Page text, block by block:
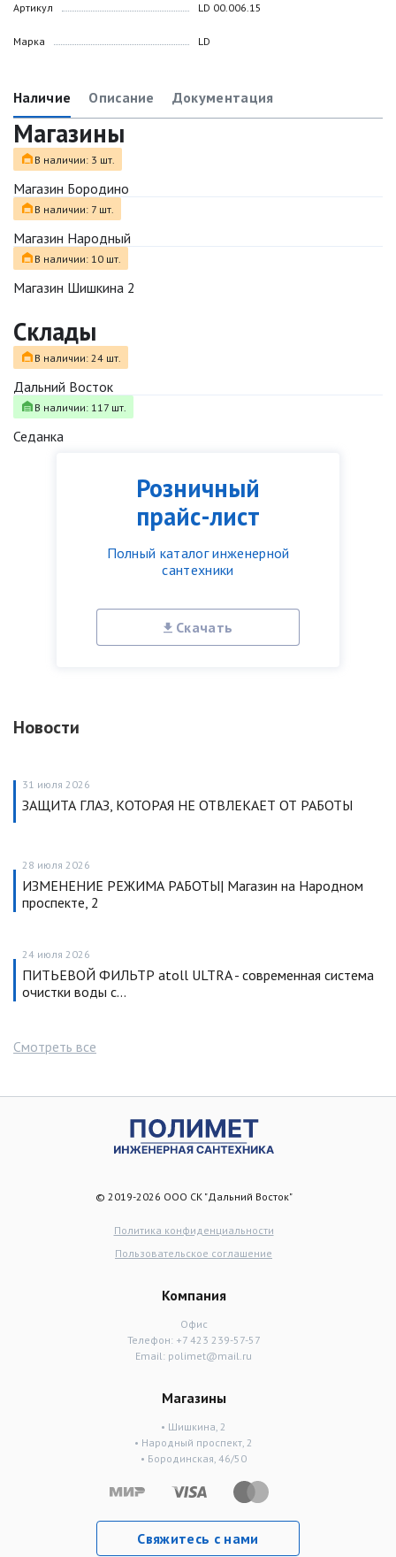
Розничный
прайс-лист
Полный каталог инженерной
сантехники
Скачать
Новости
31 июля 2026
ЗАЩИТА ГЛАЗ, КОТОРАЯ НЕ ОТВЛЕКАЕТ ОТ РАБОТЫ
28 июля 2026
ИЗМЕНЕНИЕ РЕЖИМА РАБОТЫ| Магазин на Народном
проспекте, 2
24 июля 2026
ПИТЬЕВОЙ ФИЛЬТР atoll ULTRA - современная система
очистки воды с…
Смотреть все
Артикул
Марка
LD 00.006.15
LD
Наличие Описание Документация
Магазины
В наличии: 3 шт.
Магазин Бородино
В наличии: 7 шт.
Магазин Народный
В наличии: 10 шт.
Магазин Шишкина 2
Склады
В наличии: 24 шт.
Дальний Восток
В наличии: 117 шт.
Седанка
© 2019-2026 ООО СК "Дальний Восток"
Политика конфиденциальности
Пользовательское соглашение
Компания
Офис
Телефон: +7 423 239-57-57
Email: polimet@mail.ru
Магазины
• Шишкина, 2
• Народный проспект, 2
• Бородинская, 46/50
Свяжитесь с нами